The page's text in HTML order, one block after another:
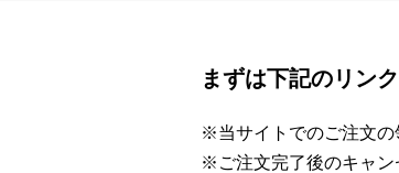
まずは下記のリン
※当サイトでのご注文の
※ご注文完了後のキャン